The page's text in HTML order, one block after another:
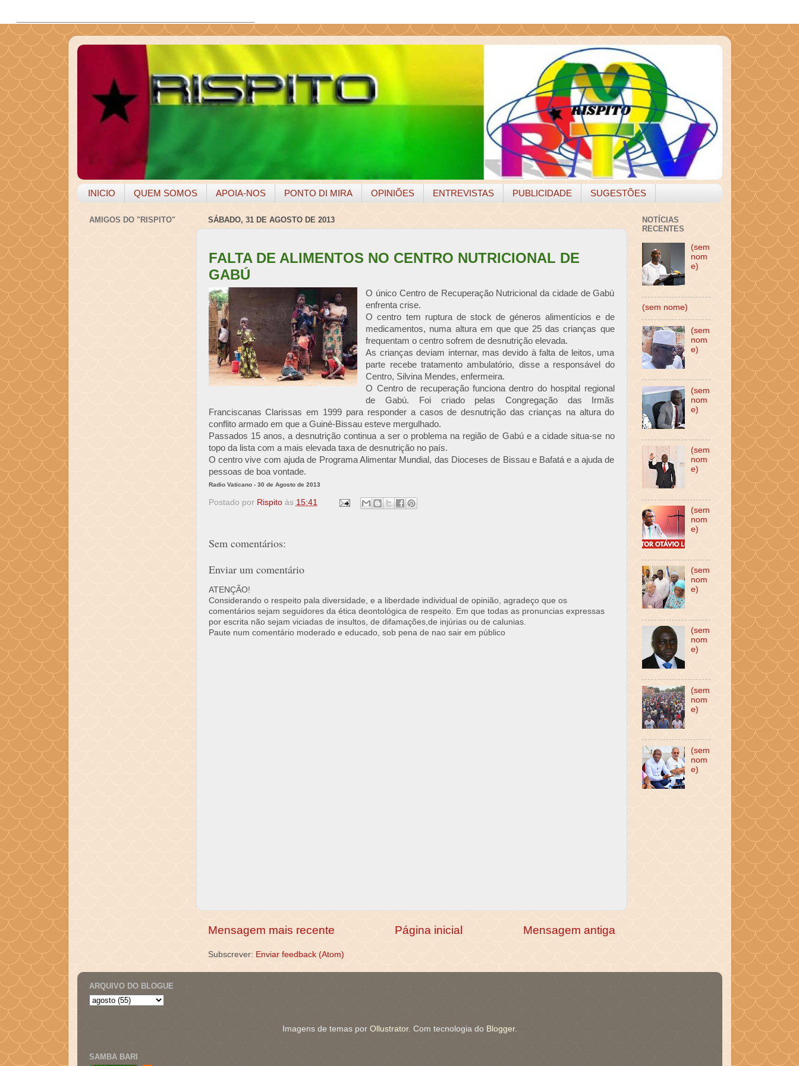
INICIO QUEM SOMOS APOIA-NOS PONTO DI MIRA OPINIÕES ENTREVISTAS PUBLICIDADE SUGESTÕES
SÁBADO, 31 DE AGOSTO DE 2013
FALTA DE ALIMENTOS NO CENTRO NUTRICIONAL DE
GABÚ
O único Centro de Recuperação Nutricional da cidade de Gabú
enfrenta crise.
O centro tem ruptura de stock de géneros alimentícios e de
medicamentos, numa altura em que que 25 das crianças que
frequentam o centro sofrem de desnutrição elevada.
As crianças deviam internar, mas devido à falta de leitos, uma
parte recebe tratamento ambulatório, disse a responsável do
Centro, Silvina Mendes, enfermeira.
O Centro de recuperação funciona dentro do hospital regional
de Gabú. Foi criado pelas Congregação das Irmãs
Franciscanas Clarissas em 1999 para responder a casos de desnutrição das crianças na altura do
conflito armado em que a Guiné-Bissau esteve mergulhado.
Passados 15 anos, a desnutrição continua a ser o problema na região de Gabú e a cidade situa-se no
topo da lista com a mais elevada taxa de desnutrição no país.
O centro vive com ajuda de Programa Alimentar Mundial, das Dioceses de Bissau e Bafatá e a ajuda de
pessoas de boa vontade.
Radio Vaticano - 30 de Agosto de 2013
Postado por Rispito às 15:41
Sem comentários:
Enviar um comentário
ATENÇÃO!
Considerando o respeito pala diversidade, e a liberdade individual de opinião, agradeço que os
comentários sejam seguidores da ética deontológica de respeito. Em que todas as pronuncias expressas
por escrita não sejam viciadas de insultos, de difamações,de injúrias ou de calunias.
Paute num comentário moderado e educado, sob pena de nao sair em público
Mensagem mais recente Mensagem antiga
Página inicial
Subscrever: Enviar feedback (Atom)
AMIGOS DO "RISPITO"
NOTÍCIAS
RECENTES
(sem
nom
e)
(sem nome)
(sem
nom
e)
(sem
nom
e)
(sem
nom
e)
(sem
nom
e)
(sem
nom
e)
(sem
nom
e)
(sem
nom
e)
(sem
nom
e)
ARQUIVO DO BLOGUE
Imagens de temas por Ollustrator. Com tecnologia do Blogger.
SAMBA BARI